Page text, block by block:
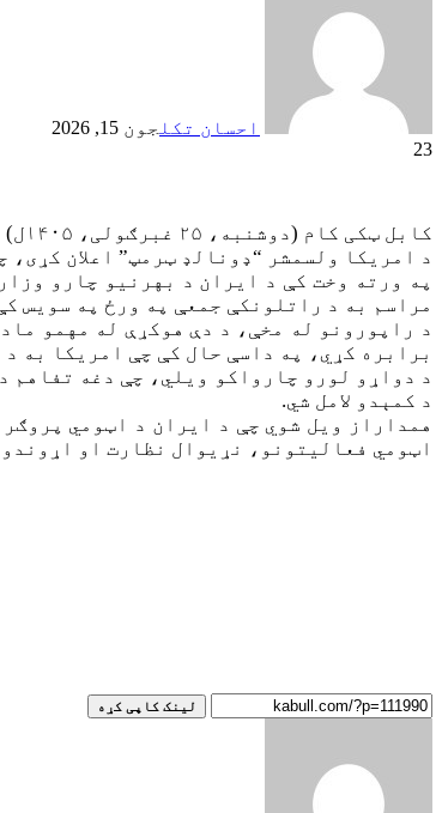
احسان تکل جون 15, 2026
23
کابل ټکی کام (دوشنبه، ۲۵ غبرګولی، ۱۴۰۵ل)
د امریکا ولسمشر “ډونالډ ټرمپ” اعلان
په ورته وخت کې د ایران د بهرنیو چارو
مراسم به د راتلونکې جمعې په ورځ په سویس
د راپورونو له مخې، د دې هوکړې له مهمو
برابره کړي، په داسې حال کې چې امریکا به
د دواړو لورو چارواکو ویلي، چې دغه تفاهم
د کمېدو لامل شي.
همداراز ویل شوي چې د ایران د اټومي
اټومي فعالیتونو، نړیوال نظارت او
لینک کاپی کړه